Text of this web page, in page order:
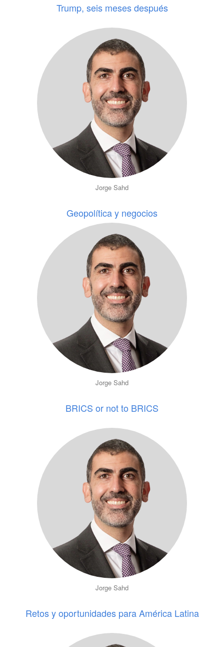
Trump, seis meses después
Jorge Sahd
Geopolítica y negocios
Jorge Sahd
BRICS or not to BRICS
Jorge Sahd
Retos y oportunidades para América Latina